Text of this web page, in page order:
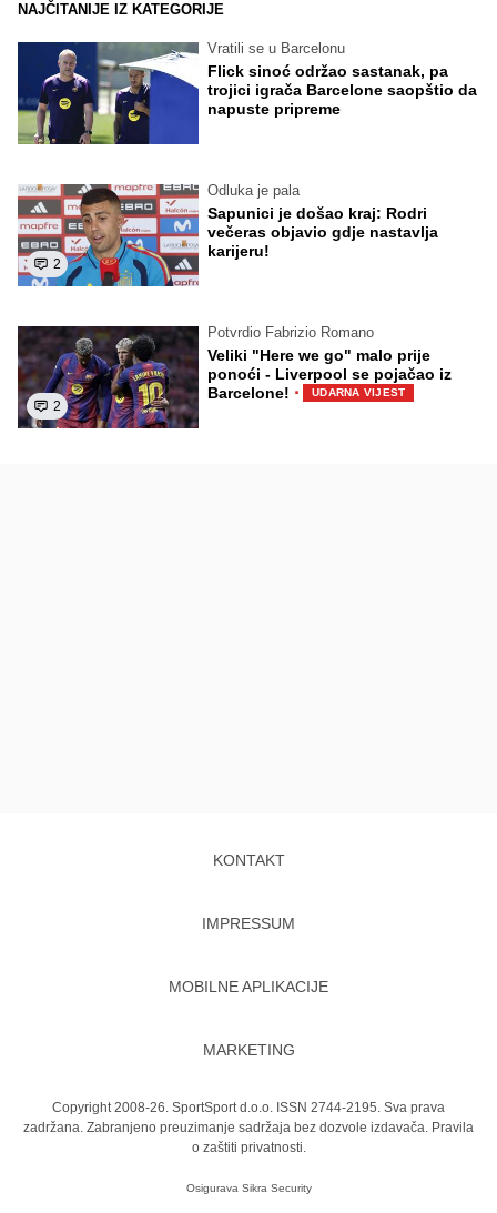
NAJČITANIJE IZ KATEGORIJE
Vratili se u Barcelonu
Flick sinoć održao sastanak, pa
trojici igrača Barcelone saopštio da
napuste pripreme
2
Odluka je pala
Sapunici je došao kraj: Rodri
večeras objavio gdje nastavlja
karijeru!
2
Potvrdio Fabrizio Romano
Veliki "Here we go" malo prije
ponoći - Liverpool se pojačao iz
Barcelone! · UDARNA VIJEST
KONTAKT
IMPRESSUM
MOBILNE APLIKACIJE
MARKETING
Copyright 2008-26. SportSport d.o.o. ISSN 2744-2195. Sva prava
zadržana. Zabranjeno preuzimanje sadržaja bez dozvole izdavača. Pravila
o zaštiti privatnosti.
Osigurava Sikra Security